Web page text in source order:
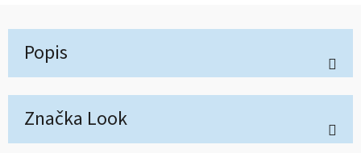
Popis
Značka Look